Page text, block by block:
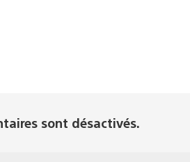
sont désactivés.